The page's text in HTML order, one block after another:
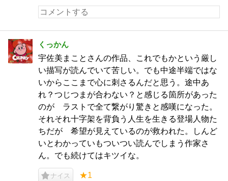
くっかん
宇佐美まことさんの作品、これでもかという厳し
い描写が読んでいて苦しい。でも中途半端ではな
いからここまで心に刺さるんだと思う。途中あ
れ？つじつまが合わない？と感じる箇所があった
のが ラストで全て繋がり驚きと感嘆になった。
それそれ十字架を背負う人生を生きる登場人物た
ちだが 希望が見えているのが救われた。しんど
いとわかっていもついつい読んでしまう作家さ
ん。でも続けてはキツイな。
ナイス ★1